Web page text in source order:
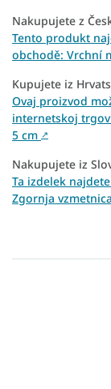
Nakupujete z
Tento produkt
obchodě: Vrchní
Kupujete iz
Ovaj proizvod
internetskoj
5 cm ↗
Nakupujete iz
Ta izdelek
Zgornja